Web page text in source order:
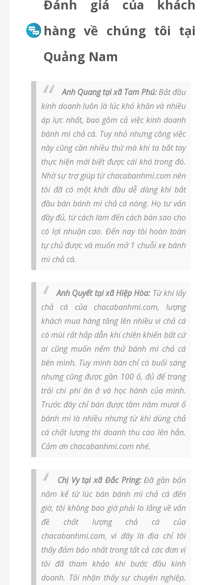
Đánh giá của khách
hàng về chúng tôi tại
Quảng Nam
Anh Quang tại xã Tam Phú:Bắt đầu
kinh doanh luôn là lúc khó khăn và nhiều
áp lực nhất, bao gồm cả việc kinh doanh
bánh mì chả cá. Tuy nhỏ nhưng công việc
này cũng cần nhiều thứ mà khi ta bắt tay
thực hiện mới biết được cái khó trong đó.
Nhờ sự trợ giúp từ chacabanhmi.com nên
tôi đã có một khởi đầu dễ dàng khi bắt
đầu bán bánh mì chả cá nóng. Họ tư vấn
đầy đủ, từ cách làm đến cách bán sao cho
có lợi nhuận cao. Đến nay tôi hoàn toàn
tự chủ được và muốn mở 1 chuỗi xe bánh
mì chả cá.
Anh Quyết tại xã Hiệp Hòa: Từ khi lấy
chả cá của chacabanhmi.com, lượng
khách mua hàng tăng lên nhiều vì chả cá
có mùi rất hấp dẫn khi chiên khiến bất cứ
ai cũng muốn nếm thử bánh mì chả cá
bên mình. Tuy mình bán chỉ có buổi sáng
nhưng cũng được gần 100 ổ, đủ để trang
trải chi phí ăn ở và học hành của mình.
Trước đây chỉ bán được tầm năm mươi ổ
bánh mì là nhiều nhưng từ khi dùng chả
cá chất lượng thì doanh thu cao lên hẳn.
Cảm ơn chacabanhmi.com nhé.
Chị Vy tại xã Đắc Pring:Đã gần bốn
năm kể từ lúc bán bánh mì chả cá đến
giờ, tôi không bao giờ phải lo lắng về vấn
đề chất lượng chả cá của
chacabanhmi.com, vì đây là địa chỉ tôi
thấy đảm bảo nhất trong tất cả các đơn vị
tôi đã tham khảo khi bước đầu kinh
doanh. Tôi nhận thấy sự chuyên nghiệp,